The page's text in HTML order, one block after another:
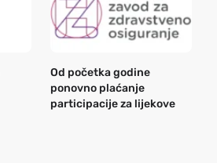
Od početka godine
ponovno plaćanje
participacije za lijekove